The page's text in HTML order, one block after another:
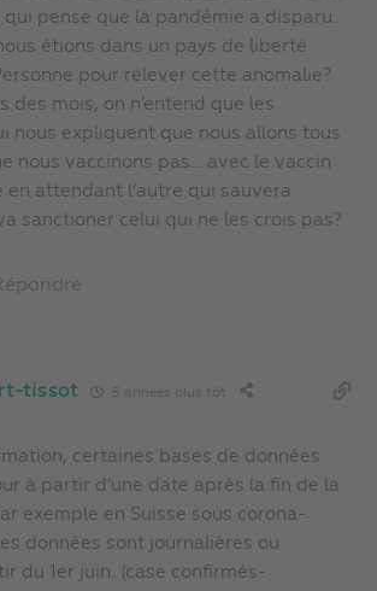
qui pense que la pandémie a disparu.
étions dans un pays de liberté
pour relever cette anomalie?
des mois, on n’entend que les
nous expliquent que nous allons tous
nous vaccinons pas… avec le vaccin
en attendant l’autre qui sauvera
sanctioner celui qui ne les crois pas?
tissot 5 années plus tôt
certaines bases de données
à partir d’une date après la fin de la
exemple en Suisse sous corona-
données sont journalières ou
du 1er juin. (case confirmés-